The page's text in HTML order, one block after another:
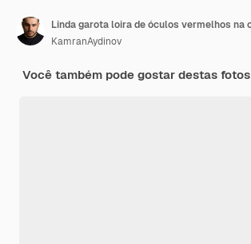
KamranAydinov
Você também pode gostar destas fotos